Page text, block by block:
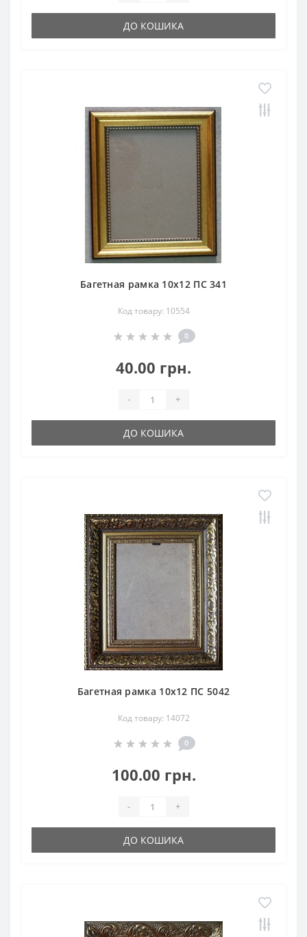
ДО КОШИКА
Багетная рамка 10х12 ПС 341
Код товару: 10554
0
40.00 грн.
- +
ДО КОШИКА
Багетная рамка 10х12 ПС 5042
Код товару: 14072
0
100.00 грн.
- +
ДО КОШИКА